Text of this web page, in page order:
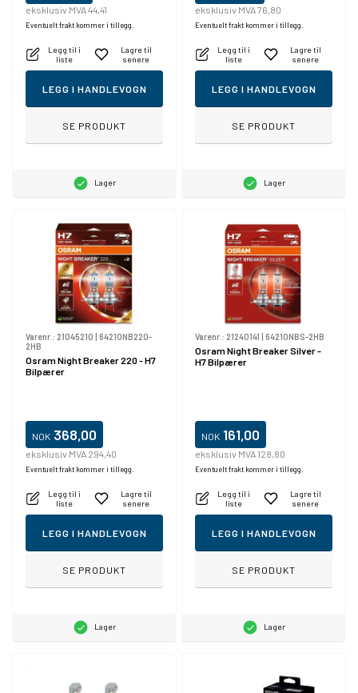
eksklusiv MVA 44,41
Eventuelt frakt kommer i tillegg.
Legg til i
liste
Lagre til
senere
LEGG I HANDLEVOGN
SE PRODUKT
Lager
eksklusiv MVA 76,80
Eventuelt frakt kommer i tillegg.
Legg til i
liste
Lagre til
senere
LEGG I HANDLEVOGN
SE PRODUKT
Lager
Varenr.: 21045210 | 64210NB220-
2HB
Osram Night Breaker 220 - H7
Bilpærer
NOK 368,00
eksklusiv MVA 294,40
Eventuelt frakt kommer i tillegg.
Legg til i
liste
Lagre til
senere
LEGG I HANDLEVOGN
SE PRODUKT
Lager
Varenr.: 21240141 | 64210NBS-2HB
Osram Night Breaker Silver -
H7 Bilpærer
NOK 161,00
eksklusiv MVA 128,80
Eventuelt frakt kommer i tillegg.
Legg til i
liste
Lagre til
senere
LEGG I HANDLEVOGN
SE PRODUKT
Lager